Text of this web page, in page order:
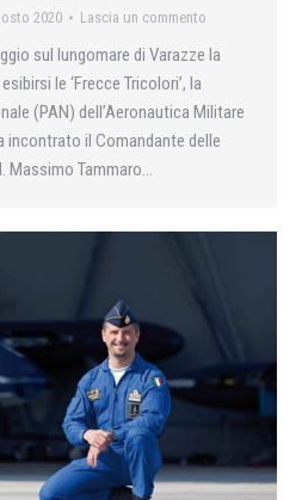
2020 Lascia un commento
sul lungomare di Varazze la
le ‘Frecce Tricolori’, la
(PAN) dell’Aeronautica Militare
incontrato il Comandante delle
Massimo Tammaro…